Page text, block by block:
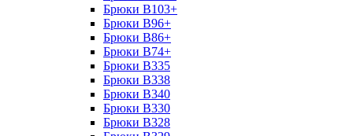
Брюки B103+
Брюки B96+
Брюки B86+
Брюки B74+
Брюки B335
Брюки B338
Брюки B340
Брюки B330
Брюки B328